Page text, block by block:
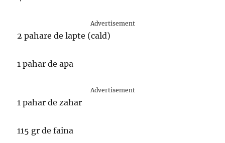
Advertisement
2 pahare de lapte (cald)
1 pahar de apa
Advertisement
1 pahar de zahar
115 gr de faina